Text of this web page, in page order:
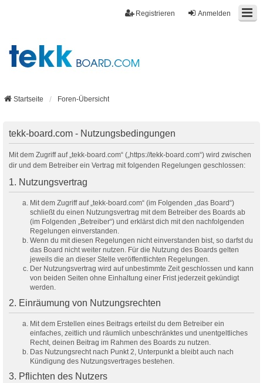
Anmelden
Registrieren
Startseite Foren-Übersicht
tekk-board.com - Nutzungsbedingungen
Mit dem Zugriff auf „tekk-board.com“ („https://tekk-board.com“) wird zwischen
dir und dem Betreiber ein Vertrag mit folgenden Regelungen geschlossen:
1. Nutzungsvertrag
Mit dem Zugriff auf „tekk-board.com“ (im Folgenden „das Board“)
schließt du einen Nutzungsvertrag mit dem Betreiber des Boards ab
(im Folgenden „Betreiber“) und erklärst dich mit den nachfolgenden
Regelungen einverstanden.
Wenn du mit diesen Regelungen nicht einverstanden bist, so darfst du
das Board nicht weiter nutzen. Für die Nutzung des Boards gelten
jeweils die an dieser Stelle veröffentlichten Regelungen.
Der Nutzungsvertrag wird auf unbestimmte Zeit geschlossen und kann
von beiden Seiten ohne Einhaltung einer Frist jederzeit gekündigt
werden.
2. Einräumung von Nutzungsrechten
Mit dem Erstellen eines Beitrags erteilst du dem Betreiber ein
einfaches, zeitlich und räumlich unbeschränktes und unentgeltliches
Recht, deinen Beitrag im Rahmen des Boards zu nutzen.
Das Nutzungsrecht nach Punkt 2, Unterpunkt a bleibt auch nach
Kündigung des Nutzungsvertrages bestehen.
3. Pflichten des Nutzers